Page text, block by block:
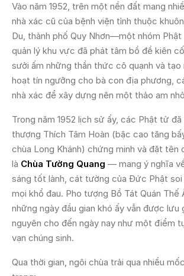
Vào năm 1952, trên một nền đất mang
nhà xác cũ của bệnh viện tỉnh thuộc
Du, thành phố Quy Nhơn—một nhóm Phật
quản lý khu vực đã phát tâm bồ đề kiên
sưởi ấm những thần thức cô quạnh và tạo
hoạt tín ngưỡng cho bà con địa phương,
nhà xác để xây dựng nên một thảo am
Trong năm 1952 lịch sử ấy, các Phật tử
thượng Thích Tâm Hoàn (bậc cao tăng
chùa Long Khánh) chứng minh và đặt tên
là Chùa Tường Quang — mang ý nghĩa
sáng tốt lành, cát tường của Đức Phật soi
mọi khổ đau. Pho tượng Bồ Tát Quán Thế
những ngày đầu gian khó ấy vẫn được lưu
nguyên cho đến ngày nay như một điểm
vạn chúng sinh.
Qua thời gian, ngôi chùa trải qua nhiều